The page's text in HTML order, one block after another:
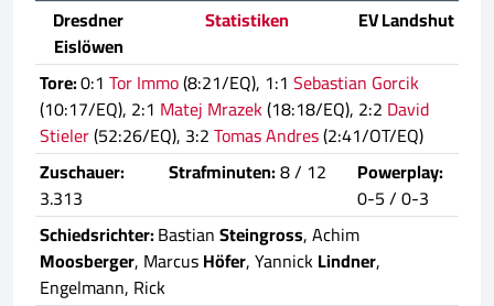
Dresdner
Eislöwen
Statistiken
EV Landshut
Tore:0:1 Tor Immo(8:21/EQ), 1:1 Sebastian Gorcik
(10:17/EQ), 2:1 Matej Mrazek(18:18/EQ), 2:2 David
Stieler(52:26/EQ), 3:2Tomas Andres(2:41/OT/EQ)
Zuschauer:
3.313
Strafminuten:8 / 12
Powerplay:
0-5 / 0-3
Schiedsrichter:BastianSteingross, Achim
Moosberger, MarcusHöfer, YannickLindner,
Engelmann, Rick